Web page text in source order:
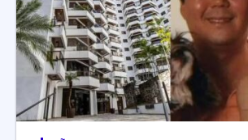
SÃO PAULO (SP)
Apê onde Elize esquartejou
marido é anunciado por R$
milhões